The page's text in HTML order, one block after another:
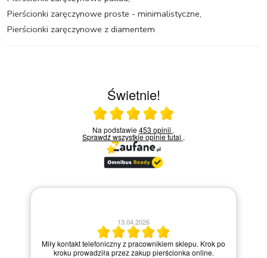
Pierścionki zaręczynowe proste - minimalistyczne,
Pierścionki zaręczynowe z diamentem
Świetnie!
Ocena średnia 5 na 5
Na podstawie453 opinii .
Sprawdź wszystkie opinietutaj .
13.04.2026
Miły kontakt telefoniczny z pracownikiem sklepu. Krok po
kroku prowadziła przez zakup pierścionka online.